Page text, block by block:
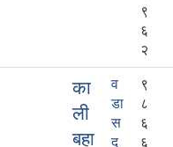
९
६
२
का
ली
बहा
व
डा
स
द
९
८
६
६